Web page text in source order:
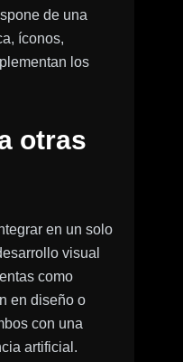
de una
íconos,
los
otras
en un solo
visual
como
en diseño o
con una
artificial.